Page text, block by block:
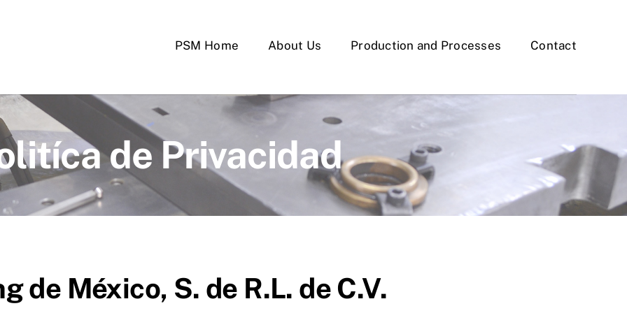
PSM Home About Us Production and Processes Contact
de Privacidad
de México, S. de R.L. de C.V.